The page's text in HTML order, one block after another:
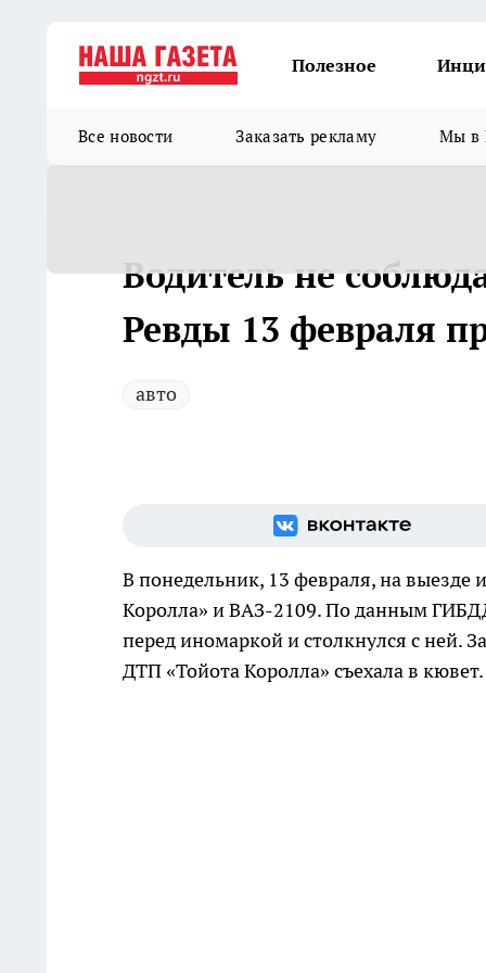
Полезное
Все новости Заказать рекламу Мы в
Водитель не
Ревды 13 февраля
авто
В понедельник, 13 февраля, на
Королла» и ВАЗ-2109. По данным
перед иномаркой и столкнулся с ней.
ДТП «Тойота Королла» съехала в